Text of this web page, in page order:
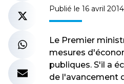
Publié le 16 avril 2014
Le Premier
mesures
publiques. S'il a
de l'avancement